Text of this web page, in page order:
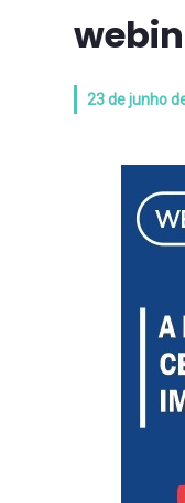
23 de junho